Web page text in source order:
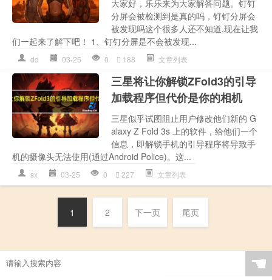
大家好，乐乐来为大家解答问题。钉钉
分屏会被检测到是真的吗，钉钉分屏会
被发现吗这个很多人还不知道,现在让我
们一起来了解下吧！ 1、钉钉分屏是不会被发现...
dd 03-25 0 188 文章列表
三星将让你解锁ZFold3的引导
加载程序但代价是你的相机
三星似乎试图阻止用户修改他们新的 G
alaxy Z Fold 3s 上的软件，给他们一个
信息，即解锁手机的引导程序将导致手
机的摄像头无法使用(通过Android Police)。这...
sx 03-25 0 227 文章列表
1 2 下一页 尾页
☚